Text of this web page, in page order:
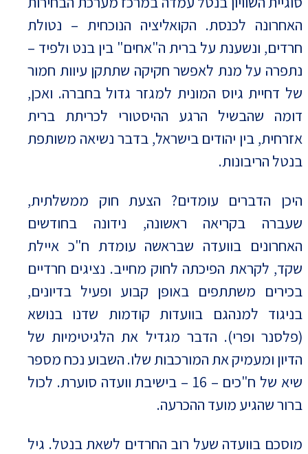
האחרונה לכנסת. הקואליציה הנוכחית – נטולת
חרדים, ונשענת על ברית ה"אחים" בין בנט ולפיד –
נתפרה על מנת לאפשר חקיקה שתתקן עיוות חמור
של דחיית גיוס המונית למגזר גדול בחברה. ואכן,
דומה שהבשיל הרגע ההיסטורי לכריתת ברית
אזרחית, בין יהודים בישראל, בדבר נשיאה משותפת
בנטל הריבונות.
היכן הדברים עומדים? הצעת חוק ממשלתית,
שעברה בקריאה ראשונה, נידונה בחודשים
האחרונים בוועדה שבראשה עומדת ח"כ איילת
שקד, לקראת הפיכתה לחוק מחייב. נציגים חרדיים
בכירים משתתפים באופן קבוע ופעיל בדיונים,
בניגוד למנהגם בוועדות קודמות שדנו בנושא
(פלסנר ופרי). הדבר מגדיל את הלגיטימיות של
הדיון ומעמיק את המורכבות שלו. השבוע נכח מספר
שיא של ח"כים – 16 – בישיבת וועדה סוערת. לכול
ברור שהגיע מועד ההכרעה.
מוסכם בוועדה שעל רוב החרדים לשאת בנטל. גיל